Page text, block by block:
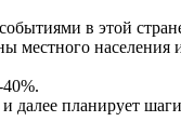
в этой
местного населения
далее планирует